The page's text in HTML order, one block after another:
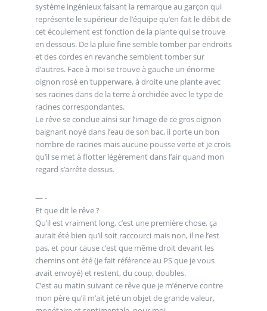
système ingénieux faisant la remarque au garçon qui
représente le supérieur de l’équipe qu’en fait le débit de
cet écoulement est fonction de la plante qui se trouve
en dessous. De la pluie fine semble tomber par endroits
et des cordes en revanche semblent tomber sur
d’autres. Face à moi se trouve à gauche un énorme
oignon rosé en tupperware, à droite une plante avec
ses racines dans de la terre à orchidée avec le type de
racines correspondantes.
Le rêve se conclue ainsi sur l’image de ce gros oignon
baignant noyé dans l’eau de son bac, il porte un bon
nombre de racines mais aucune pousse verte et je crois
qu’il se met à flotter légèrement dans l’air quand mon
regard s’arrête dessus.
— -
Et que dit le rêve ?
Qu’il est vraiment long, c’est une première chose, ça
aurait été bien qu’il soit raccourci mais non, il ne l’est
pas, et pour cause c’est que même droit devant les
chemins ont été (je fait référence au PS que je vous
avait envoyé) et restent, du coup, doubles.
C’est au matin suivant ce rêve que je m’énerve contre
mon père qu’il m’ait jeté un objet de grande valeur,